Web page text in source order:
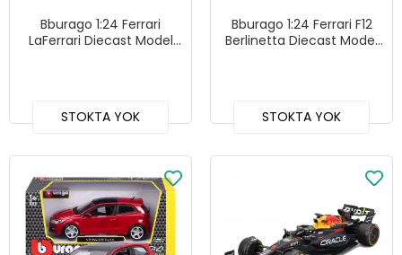
Bburago 1:24 Ferrari
LaFerrari Diecast Model
STOKTA YOK
Bburago 1:24 Ferrari F12
Berlinetta Diecast Model
STOKTA YOK